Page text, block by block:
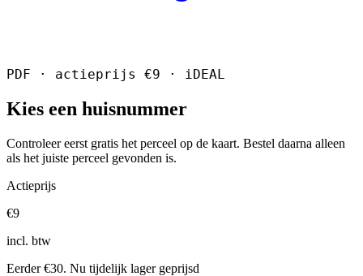
PDF · actieprijs €9 · iDEAL
Kies een huisnummer
Controleer eerst gratis het perceel op de kaart. Bestel daarna alleen
als het juiste perceel gevonden is.
Actieprijs
€9
incl. btw
Eerder €30. Nu tijdelijk lager geprijsd